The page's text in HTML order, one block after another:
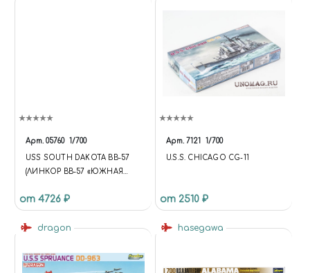
Арт. 05760 1/700
USS SOUTH DAKOTA BB-57
(ЛИНКОР BB-57 «ЮЖНАЯ
от 4726 ₽
Арт. 7121 1/700
U.S.S. CHICAGO CG-11
от 2510 ₽
dragon hasegawa